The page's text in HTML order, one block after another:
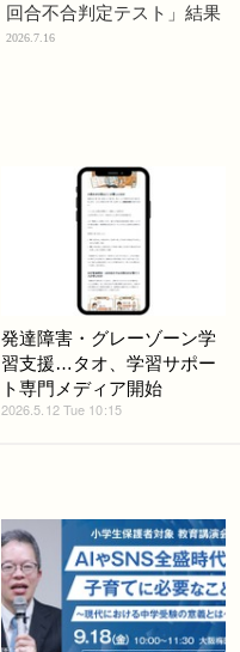
回合不合判定テスト」結果
2026.7.16
発達障害・グレーゾーン学
習支援…タオ、学習サポー
ト専門メディア開始
2026.5.12 Tue 10:15